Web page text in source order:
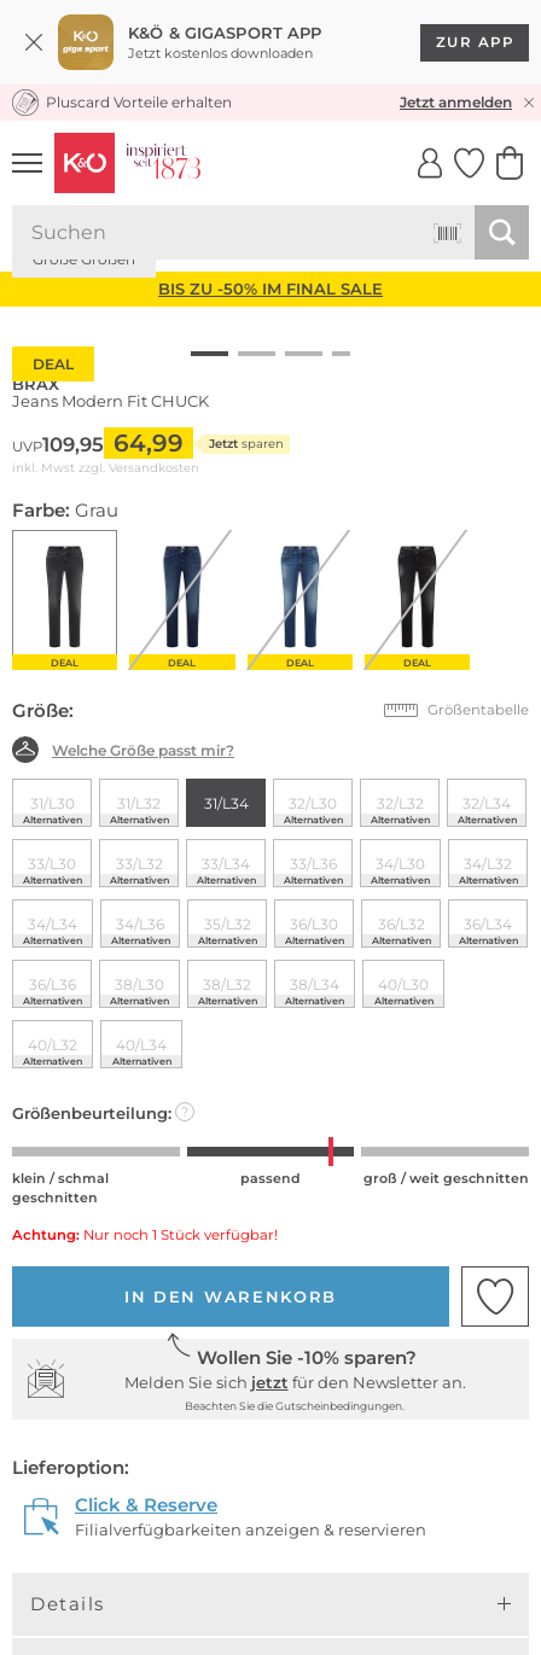
K&Ö & GIGASPORT APP
Jetzt kostenlos downloaden
ZUR APP
KOSTENLOSER VERSAND* & RÜCKVERSAND
Pluscard Vorteile erhalten Jetzt anmelden
UNSERE APP
CLICK &
BIS ZU -50% IM FINAL SALE
DEAL
Große Größen
BRAX
Jeans Modern Fit CHUCK
UVP109,95 64,99 Jetzt sparen
inkl. Mwst zzgl. Versandkosten
Farbe: Grau
DEAL DEAL DEAL DEAL
Größe: Größentabelle
Welche Größe passt mir?
31/L30
Alternativen
31/L32
Alternativen
31/L34 32/L30
Alternativen
32/L32
Alternativen
32/L34
Alternativen
33/L30
Alternativen
33/L32
Alternativen
33/L34
Alternativen
33/L36
Alternativen
34/L30
Alternativen
34/L32
Alternativen
34/L34
Alternativen
34/L36
Alternativen
35/L32
Alternativen
36/L30
Alternativen
36/L32
Alternativen
36/L34
Alternativen
36/L36
Alternativen
38/L30
Alternativen
38/L32
Alternativen
38/L34
Alternativen
40/L30
Alternativen
40/L32
Alternativen
40/L34
Alternativen
Größenbeurteilung: ?
klein / schmal
geschnitten
passend groß / weit geschnitten
Achtung: Nur noch 1 Stück verfügbar!
IN DEN WARENKORB
Wollen Sie -10% sparen?
Melden Sie sich jetzt für den Newsletter an.
Beachten Sie die Gutscheinbedingungen.
Lieferoption:
Click & Reserve
Filialverfügbarkeiten anzeigen & reservieren
Details